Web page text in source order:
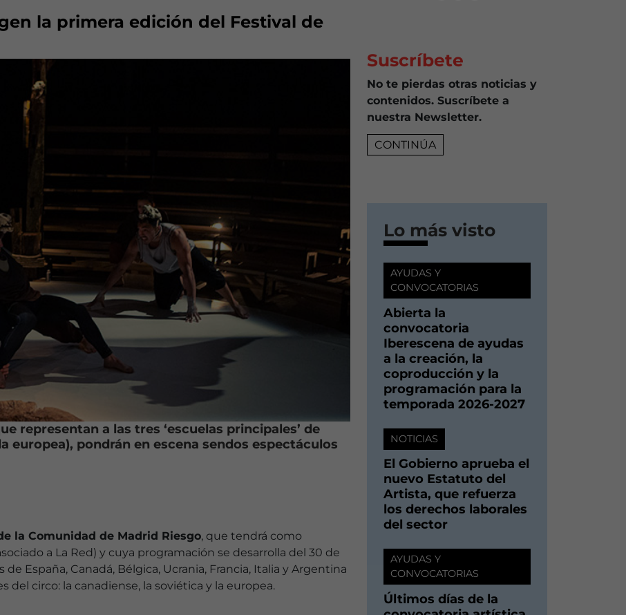
la primera edición del Festival de
representan a las tres ‘escuelas principales’ de
europea), pondrán en escena sendos espectáculos
la Comunidad de Madrid Riesgo, que tendrá como
a La Red) y cuya programación se desarrolla del 30 de
España, Canadá, Bélgica, Ucrania, Francia, Italia y Argentina
del circo: la canadiense, la soviética y la europea.
Suscríbete
No te pierdas otras noticias y
contenidos. Suscríbete a
nuestra Newsletter.
CONTINÚA
Lo más visto
AYUDAS Y
CONVOCATORIAS
Abierta la
convocatoria
Iberescena de ayudas
a la creación, la
coproducción y la
programación para la
temporada 2026-2027
NOTICIAS
El Gobierno aprueba el
nuevo Estatuto del
Artista, que refuerza
los derechos laborales
del sector
AYUDAS Y
CONVOCATORIAS
Últimos días de la